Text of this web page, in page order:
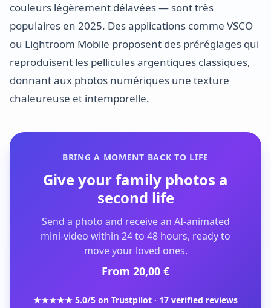
couleurs légèrement délavées — sont très
populaires en 2025. Des applications comme VSCO
ou Lightroom Mobile proposent des préréglages qui
reproduisent les pellicules argentiques classiques,
donnant aux photos numériques une texture
chaleureuse et intemporelle.
BRING A MOMENT BACK TO LIFE
Give your family photos a
second life
Send a photo and receive an AI-animated
mini-video within 24 to 48 hours, ready to
move your loved ones.
From 20,00 €
★★★★★ 5.0/5 on Trustpilot · 17 verified reviews